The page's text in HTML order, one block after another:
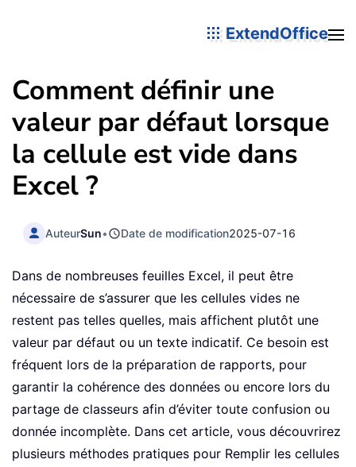
ExtendOffice
Comment définir une
valeur par défaut lorsque
la cellule est vide dans
Excel ?
AuteurSun• Date de modification2025-07-16
Dans de nombreuses feuilles Excel, il peut être
nécessaire de s’assurer que les cellules vides ne
restent pas telles quelles, mais affichent plutôt une
valeur par défaut ou un texte indicatif. Ce besoin est
fréquent lors de la préparation de rapports, pour
garantir la cohérence des données ou encore lors du
partage de classeurs afin d’éviter toute confusion ou
donnée incomplète. Dans cet article, vous découvrirez
plusieurs méthodes pratiques pour Remplir les cellules